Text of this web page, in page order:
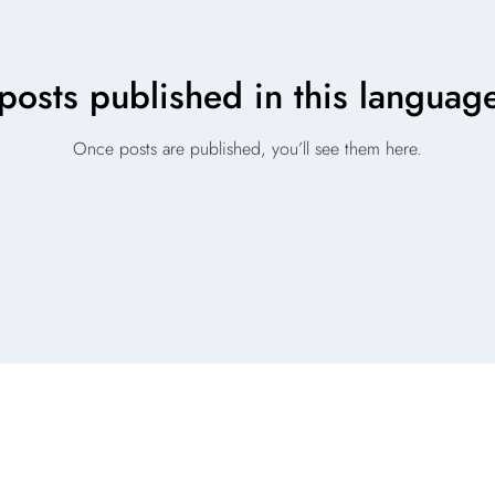
published in this
Once posts are published, you’ll see them here.